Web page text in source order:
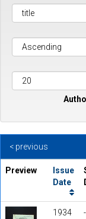
< previous
Preview
Issue
Date
1934 -